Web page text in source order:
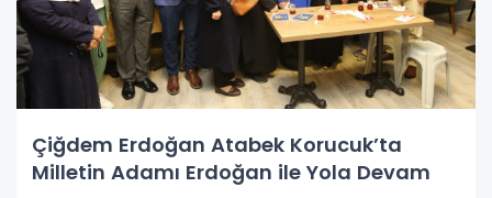
Çiğdem Erdoğan Atabek Korucuk’ta
Milletin Adamı Erdoğan ile Yola Devam